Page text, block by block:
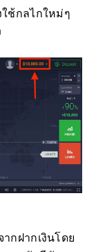
ช้กลไกใหม่ๆ
กฝากเงินโดย